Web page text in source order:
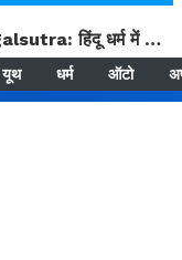
Mangalsutra: हिंदू धर्म में शादी के बाद मंगलसूत्र क्यों पहनती है महिलाएं, किसने शुरु की ये परंपरा
यूथ धर्म ऑटो